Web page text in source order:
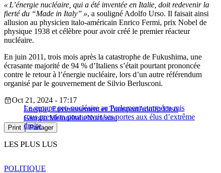
« L’énergie nucléaire, qui a été inventée en Italie, doit redevenir la
fierté du “Made in Italy” », a souligné Adolfo Urso. Il faisait ainsi
allusion au physicien italo-américain Enrico Fermi, prix Nobel de
physique 1938 et célèbre pour avoir créé le premier réacteur
nucléaire.
En juin 2011, trois mois après la catastrophe de Fukushima, une
écrasante majorité de 94 % d’Italiens s’était pourtant prononcée
contre le retour à l’énergie nucléaire, lors d’un autre référendum
organisé par le gouvernement de Silvio Berlusconi.
Le groupe pro-nucléaire au Parlement européen mis
sous pression pour ouvrir ses portes aux élus d’extrême
droite
Oct 21, 2024 - 17:17
Energie, Environnement et TransportAdolfo Urso
Giorgia MeloniItalieNucléaire
Print Partager
LES PLUS LUS
POLITIQUE